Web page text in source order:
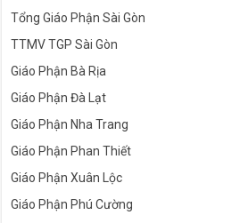
Tổng Giáo Phận Sài Gòn
TTMV TGP Sài Gòn
Giáo Phận Bà Rịa
Giáo Phận Đà Lạt
Giáo Phận Nha Trang
Giáo Phận Phan Thiết
Giáo Phận Xuân Lộc
Giáo Phận Phú Cường